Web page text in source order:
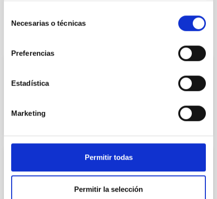
Necesarias o técnicas
Preferencias
Estadística
Marketing
Permitir todas
Permitir la selección
Neurophysiology
NEUROPHYSIOLOGY
Dr. Roberto Ocón Quintial
COL.393905981